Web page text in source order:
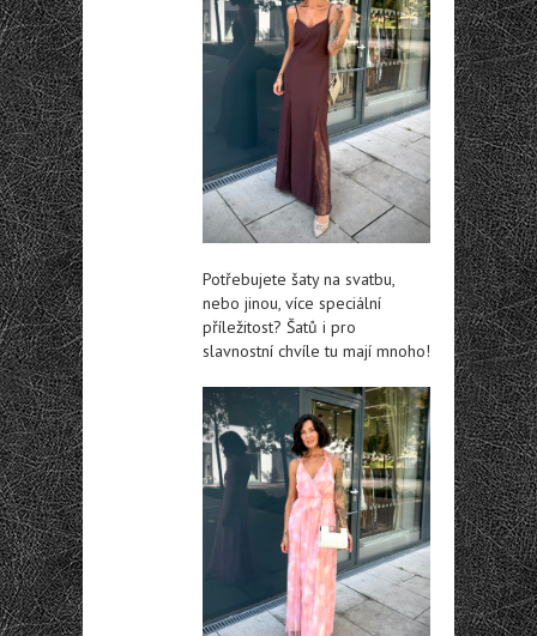
Potřebujete šaty na svatbu,
nebo jinou, více speciální
příležitost? Šatů i pro
slavnostní chvíle tu mají mnoho!